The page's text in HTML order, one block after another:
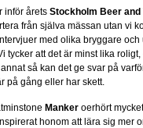
inför årets Stockholm Beer and
från själva mässan utan vi
med olika bryggare
tycker att det är minst lika
så kan det ge svar på
på gång eller har skett.
Manker oerhört
honom att lära sig mer